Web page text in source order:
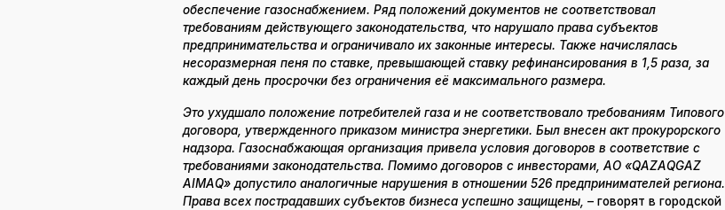
обеспечение газоснабжением. Ряд положений документов не соответствовал
требованиям действующего законодательства, что нарушало права субъектов
предпринимательства и ограничивало их законные интересы. Также начислялась
несоразмерная пеня по ставке, превышающей ставку рефинансирования в 1,5 раза, за
каждый день просрочки без ограничения её максимального размера.
Это ухудшало положение потребителей газа и не соответствовало требованиям Типового
договора, утвержденного приказом министра энергетики. Был внесен акт прокурорского
надзора. Газоснабжающая организация привела условия договоров в соответствие с
требованиями законодательства. Помимо договоров с инвесторами, АО «QAZAQGAZ
AIMAQ» допустило аналогичные нарушения в отношении 526 предпринимателей региона.
Права всех пострадавших субъектов бизнеса успешно защищены, – говорят в городской